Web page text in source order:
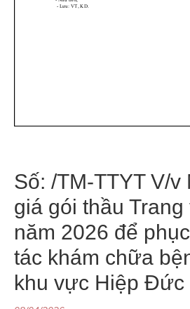
Số: /TM-TTYT V/v
giá gói thầu Trang
năm 2026 để
tác khám chữa
khu vực Hiệp Đức